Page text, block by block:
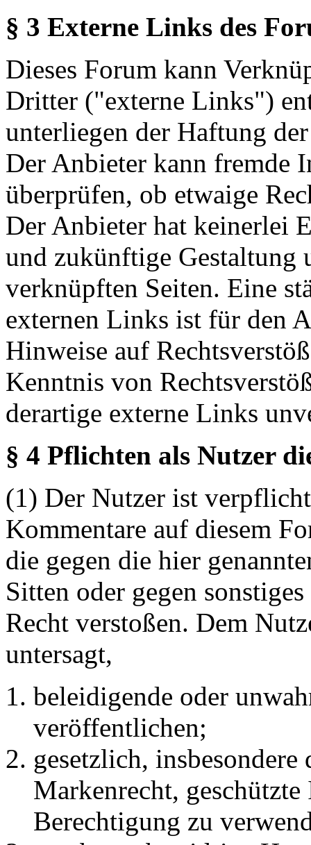
§ 3 Externe Links des
Dieses Forum kann
Dritter ("externe Links")
unterliegen der Haftung
Der Anbieter kann fremde
überprüfen, ob etwaige
Der Anbieter hat keinerlei
und zukünftige Gestaltung
verknüpften Seiten. Eine
externen Links ist für den
Hinweise auf
Kenntnis von
derartige externe Links
§ 4 Pflichten als Nutzer
(1) Der Nutzer ist
Kommentare auf diesem
die gegen die hier
Sitten oder gegen
Recht verstoßen. Dem
untersagt,
beleidigende oder
veröffentlichen;
gesetzlich,
Markenrecht, geschützte
Berechtigung zu